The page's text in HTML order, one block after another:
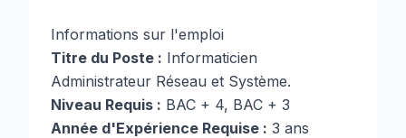
Informations sur l'emploi
Titre du Poste : Informaticien
Administrateur Réseau et Système.
Niveau Requis : BAC + 4, BAC + 3
Année d'Expérience Requise : 3 ans